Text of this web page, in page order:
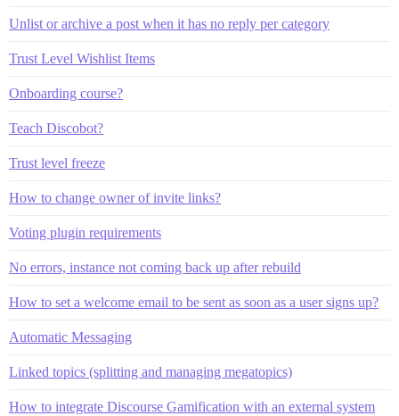
Unlist or archive a post when it has no reply per category
Trust Level Wishlist Items
Onboarding course?
Teach Discobot?
Trust level freeze
How to change owner of invite links?
Voting plugin requirements
No errors, instance not coming back up after rebuild
How to set a welcome email to be sent as soon as a user signs up?
Automatic Messaging
Linked topics (splitting and managing megatopics)
How to integrate Discourse Gamification with an external system